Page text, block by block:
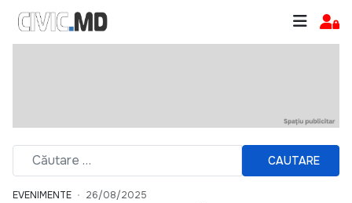
CAUTARE
EVENIMENTE 26/08/2025